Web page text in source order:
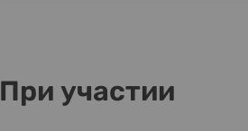
При участии